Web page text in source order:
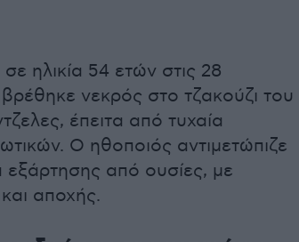
ηλικία 54 ετών στις 28
νεκρός στο τζακούζι του
έπειτα από τυχαία
Ο ηθοποιός αντιμετώπιζε
εξάρτησης από ουσίες, με
αποχής.